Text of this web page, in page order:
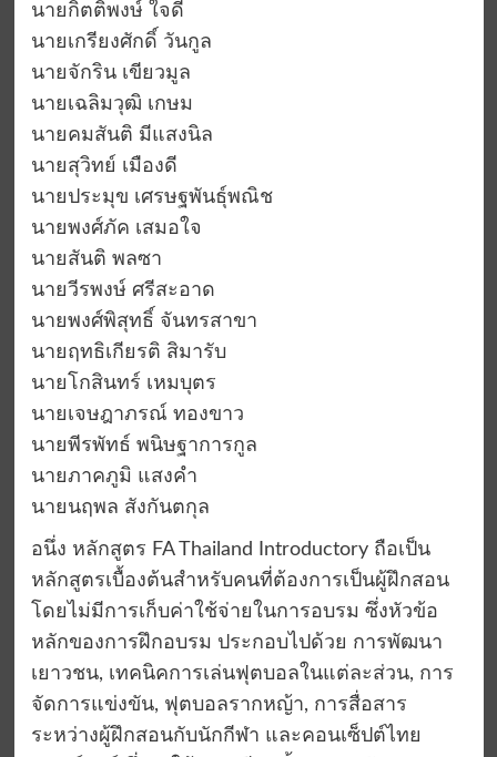
นายกิตติพงษ์ ใจดี
นายเกรียงศักดิ์ วันกูล
นายจักริน เขียวมูล
นายเฉลิมวุฒิ เกษม
นายคมสันติ มีแสงนิล
นายสุวิทย์ เมืองดี
นายประมุข เศรษฐพันธุ์พณิช
นายพงศ์ภัค เสมอใจ
นายสันติ พลซา
นายวีรพงษ์ ศรีสะอาด
นายพงศ์พิสุทธิ์ จันทรสาขา
นายฤทธิเกียรติ สิมารับ
นายโกสินทร์ เหมบุตร
นายเจษฎาภรณ์ ทองขาว
นายพีรพัทธ์ พนิษฐาการกูล
นายภาคภูมิ แสงคำ
นายนฤพล สังกันตกุล
อนึ่ง หลักสูตร FA Thailand Introductory ถือเป็น
หลักสูตรเบื้องต้นสำหรับคนที่ต้องการเป็นผู้ฝึกสอน
โดยไม่มีการเก็บค่าใช้จ่ายในการอบรม ซึ่งหัวข้อ
หลักของการฝึกอบรม ประกอบไปด้วย การพัฒนา
เยาวชน, เทคนิคการเล่นฟุตบอลในแต่ละส่วน, การ
จัดการแข่งขัน, ฟุตบอลรากหญ้า, การสื่อสาร
ระหว่างผู้ฝึกสอนกับนักกีฬา และคอนเซ็ปต์ไทย